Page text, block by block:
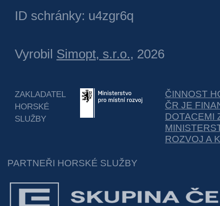
ID schránky: u4zgr6q
Vyrobil Simopt, s.r.o., 2026
ZAKLADATEL
HORSKÉ
SLUŽBY
ČINNOST
ČR JE
DOTACEMI
ROZVOJ A
PARTNEŘI HORSKÉ SLUŽBY